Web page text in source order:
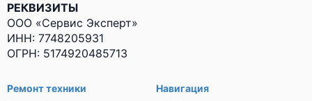
РЕКВИЗИТЫ
ООО «Сервис Эксперт»
ИНН: 7748205931
ОГРН: 5174920485713
Ремонт техники
Навигация